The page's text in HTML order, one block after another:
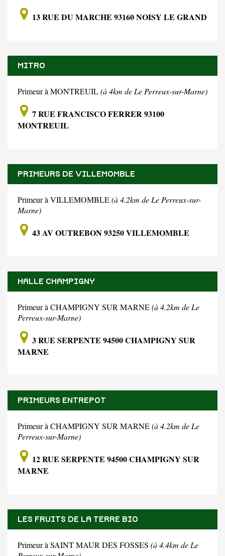
13 RUE DU MARCHE 93160 NOISY LE GRAND
MITRO
Primeur à MONTREUIL(à 4km de Le Perreux-sur-Marne)
7 RUE FRANCISCO FERRER 93100
MONTREUIL
PRIMEURS DE VILLEMOMBLE
Primeur à VILLEMOMBLE(à 4.2km de Le Perreux-sur-
Marne)
43 AV OUTREBON 93250 VILLEMOMBLE
HALLE CHAMPIGNY
Primeur à CHAMPIGNY SUR MARNE(à 4.2km de Le
Perreux-sur-Marne)
3 RUE SERPENTE 94500 CHAMPIGNY SUR
MARNE
PRIMEURS ENTREPOT
Primeur à CHAMPIGNY SUR MARNE(à 4.2km de Le
Perreux-sur-Marne)
12 RUE SERPENTE 94500 CHAMPIGNY SUR
MARNE
LES FRUITS DE LA TERRE BIO
Primeur à SAINT MAUR DES FOSSES (à 4.4km de Le